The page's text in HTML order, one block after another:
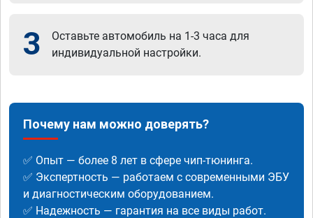
3
Оставьте автомобиль на 1-3 часа для
индивидуальной настройки.
Почему нам можно доверять?
✅ Опыт — более 8 лет в сфере чип-тюнинга.
✅ Экспертность — работаем с современными ЭБУ
и диагностическим оборудованием.
✅ Надежность — гарантия на все виды работ.